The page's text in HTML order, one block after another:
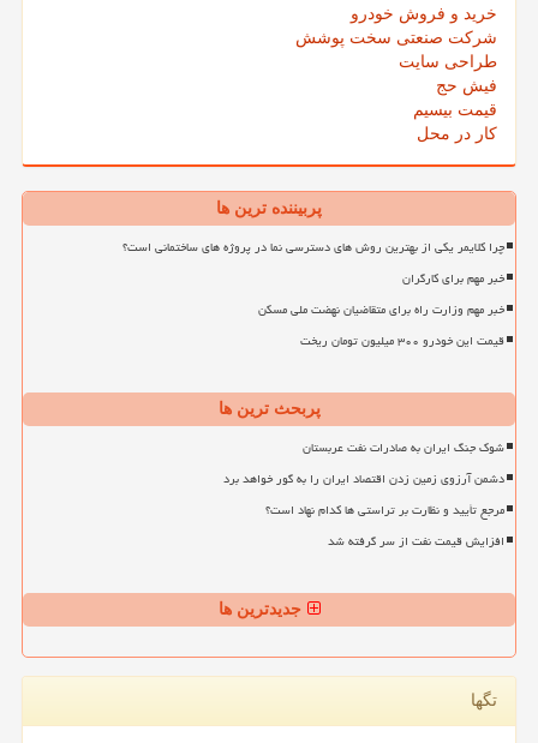
خرید و فروش خودرو
شرکت صنعتی سخت پوشش
طراحی سایت
فیش حج
قیمت بیسیم
کار در محل
پربیننده ترین ها
چرا کلایمر یکی از بهترین روش های دسترسی نما در پروژه های ساختمانی است؟
خبر مهم برای کارگران
خبر مهم وزارت راه برای متقاضیان نهضت ملی مسکن
قیمت این خودرو ۳۰۰ میلیون تومان ریخت
پربحث ترین ها
شوک جنگ ایران به صادرات نفت عربستان
دشمن آرزوی زمین زدن اقتصاد ایران را به گور خواهد برد
مرجع تأیید و نظارت بر تراستی ها کدام نهاد است؟
افزایش قیمت نفت از سر گرفته شد
جدیدترین ها
تگها